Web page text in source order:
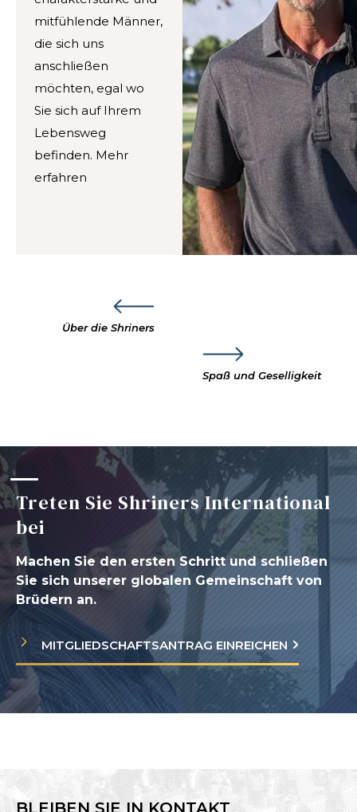
mitfühlende Männer,
die sich uns
anschließen
möchten, egal wo
Sie sich auf Ihrem
Lebensweg
befinden. Mehr
erfahren
Über die Shriners
Spaß und Geselligkeit
Treten Sie Shriners International
bei
Machen Sie den ersten Schritt und schließen
Sie sich unserer globalen Gemeinschaft von
Brüdern an.
MITGLIEDSCHAFTSANTRAG EINREICHEN
BLEIBEN SIE IN KONTAKT